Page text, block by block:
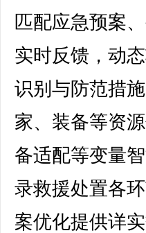
匹配应急预案
实时反馈，动
识别与防范措
家、装备等资
备适配等变量
录救援处置各
案优化提供详